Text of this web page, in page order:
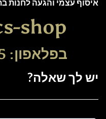
איסוף עצמי והגעה לחנות
shop
בפלאפון: 051-5588135
יש לך שאלה?